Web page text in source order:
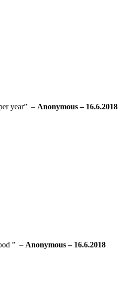
year” – Anonymous – 16.6.2018
” – Anonymous – 16.6.2018